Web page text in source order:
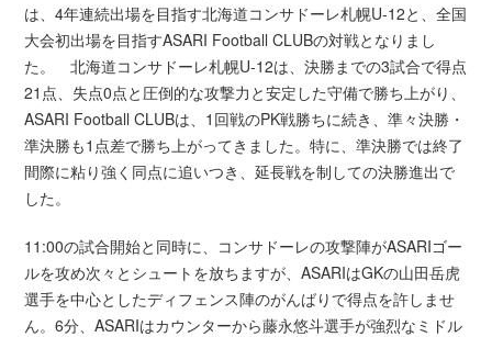
は、4年連続出場を目指す北海道コンサドーレ札幌U-12と、全国
大会初出場を目指すASARI Football CLUBの対戦となりまし
た。 北海道コンサドーレ札幌U-12は、決勝までの3試合で得点
21点、失点0点と圧倒的な攻撃力と安定した守備で勝ち上がり、
ASARI Football CLUBは、1回戦のPK戦勝ちに続き、準々決勝・
準決勝も1点差で勝ち上がってきました。特に、準決勝では終了
間際に粘り強く同点に追いつき、延長戦を制しての決勝進出で
した。
11:00の試合開始と同時に、コンサドーレの攻撃陣がASARIゴー
ルを攻め次々とシュートを放ちますが、ASARIはGKの山田岳虎
選手を中心としたディフェンス陣のがんばりで得点を許しませ
ん。6分、ASARIはカウンターから藤永悠斗選手が強烈なミドル